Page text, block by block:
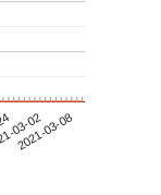
03-02
2021-03-08